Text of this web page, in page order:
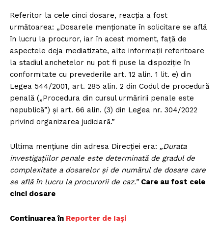
Referitor la cele cinci dosare, reacția a fost
următoarea: „Dosarele menționate în solicitare se află
în lucru la procuror, iar în acest moment, față de
aspectele deja mediatizate, alte informații referitoare
la stadiul anchetelor nu pot fi puse la dispoziție în
conformitate cu prevederile art. 12 alin. 1 lit. e) din
Legea 544/2001, art. 285 alin. 2 din Codul de procedură
penală („Procedura din cursul urmăririi penale este
nepublică”) și art. 66 alin. (3) din Legea nr. 304/2022
privind organizarea judiciară.”
Ultima mențiune din adresa Direcției era: „Durata
investigațiilor penale este determinată de gradul de
complexitate a dosarelor și de numărul de dosare care
se află în lucru la procurorii de caz.” Care au fost cele
cinci dosare
Continuarea în Reporter de Iași